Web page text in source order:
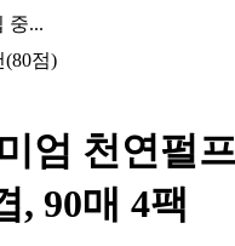
중...
(80점)
엄 천연펄
, 90매 4팩